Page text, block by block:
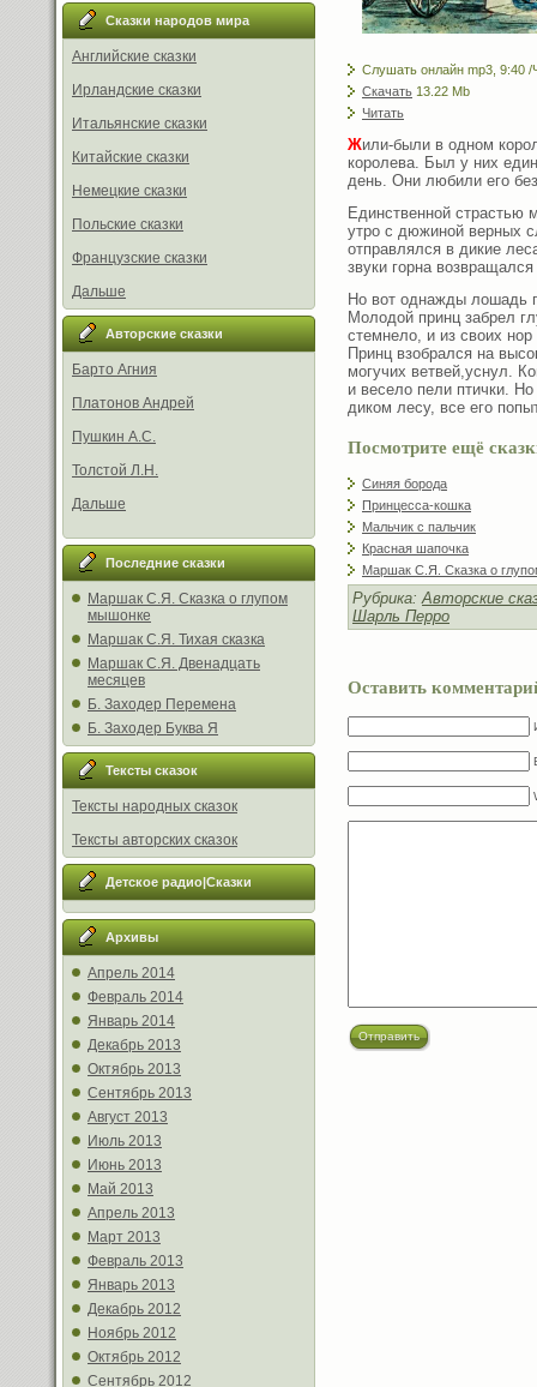
Сказки народов мира
Английские сказки
Ирландские сказки
Итальянские сказки
Китайские сказки
Немецкие сказки
Польские сказки
Французские сказки
Дальше
Авторские сказки
Барто Агния
Платонов Андрей
Пушкин А.С.
Толстой Л.Н.
Дальше
Последние сказки
Маршак С.Я. Сказка о глупом
мышонке
Маршак С.Я. Тихая сказка
Маршак С.Я. Двенадцать
месяцев
Б. Заходер Перемена
Б. Заходер Буква Я
Тексты сказок
Тексты народных сказок
Тексты авторских сказок
Детское радио|Сказки
Архивы
Апрель 2014
Февраль 2014
Январь 2014
Декабрь 2013
Октябрь 2013
Сентябрь 2013
Август 2013
Июль 2013
Июнь 2013
Май 2013
Апрель 2013
Март 2013
Февраль 2013
Январь 2013
Декабрь 2012
Ноябрь 2012
Октябрь 2012
Сентябрь 2012
Слушать онлайн mp3, 9:40
Скачать 13.22 Mb
Читать
Жили-были в одном
королева. Был у них
день. Они любили его
Единственной страстью
утро с дюжиной верных
отправлялся в дикие
звуки горна
Но вот однажды лошадь
Молодой принц забрел
стемнело, и из своих
Принц взобрался на
могучих ветвей,уснул.
и весело пели птички.
диком лесу, все его
Посмотрите ещё
Синяя борода
Принцесса-кошка
Мальчик с пальчик
Красная шапочка
Маршак С.Я. Сказка о
Рубрика: Авторские
Шарль Перро
Оставить
Отправить